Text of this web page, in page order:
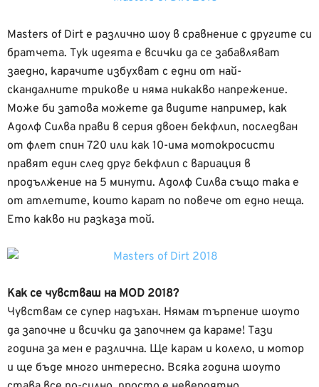
Masters of Dirt е различно шоу в сравнение с другите си
братчета. Тук идеята е всички да се забавляват
заедно, карачите избухват с едни от най-
скандалните трикове и няма никакво напрежение.
Може би затова можете да видите например, как
Адолф Силва прави в серия двоен бекфлип, последван
от флет спин 720 или как 10-има мотокросисти
правят един след друг бекфлип с вариация в
продължение на 5 минути. Адолф Силва също така е
от атлетите, които карат по повече от едно неща.
Ето какво ни разказа той.
Как се чувстваш на MOD 2018?
Чувствам се супер надъхан. Нямам търпение шоуто
да започне и всички да започнем да караме! Тази
година за мен е различна. Ще карам и колело, и мотор
и ще бъде много интересно. Всяка година шоуто